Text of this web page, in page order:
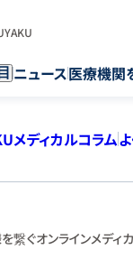
ニュース医療機関
メディカルコラム
繋ぐオンラインメディ